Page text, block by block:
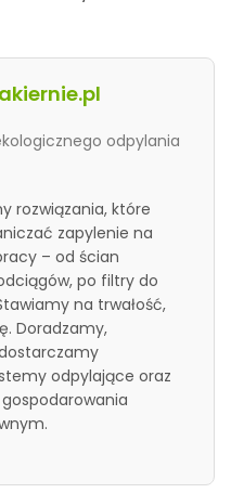
odpylania
rozwiązania, które
zapylenie na
– od ścian
po filtry do
na trwałość,
Doradzamy,
odpylające oraz